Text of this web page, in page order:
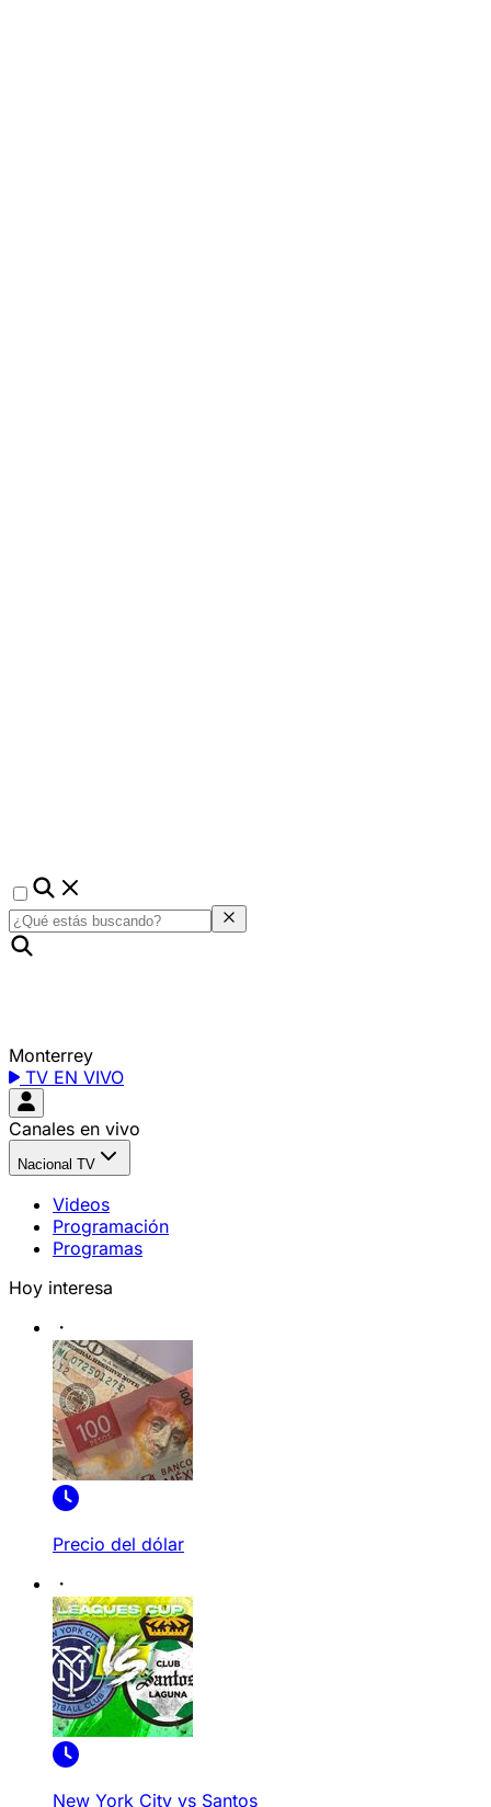
Monterrey
TV EN VIVO
Canales en vivo
Nacional TV
Videos
Programación
Programas
Hoy interesa
Precio del dólar
New York City vs Santos